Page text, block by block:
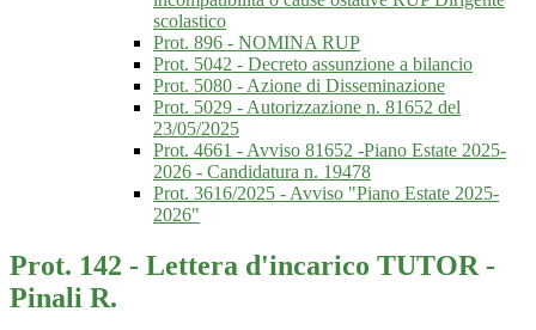
scolastico
Prot. 896 - NOMINA RUP
Prot. 5042 - Decreto assunzione a bilancio
Prot. 5080 - Azione di Disseminazione
Prot. 5029 - Autorizzazione n. 81652 del
23/05/2025
Prot. 4661 - Avviso 81652 -Piano Estate 2025-
2026 - Candidatura n. 19478
Prot. 3616/2025 - Avviso "Piano Estate 2025-
2026"
Prot. 142 - Lettera d'incarico TUTOR -
Pinali R.